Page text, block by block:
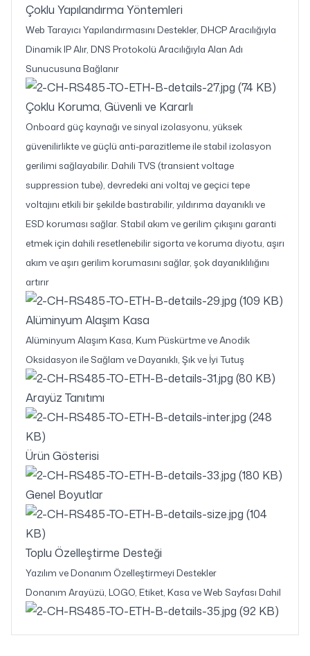
Çoklu Yapılandırma Yöntemleri
Web Tarayıcı Yapılandırmasını Destekler, DHCP Aracılığıyla
Dinamik IP Alır, DNS Protokolü Aracılığıyla Alan Adı
Sunucusuna Bağlanır
Çoklu Koruma, Güvenli ve Kararlı
Onboard güç kaynağı ve sinyal izolasyonu, yüksek
güvenilirlikte ve güçlü anti-parazitleme ile stabil izolasyon
gerilimi sağlayabilir. Dahili TVS (transient voltage
suppression tube), devredeki ani voltaj ve geçici tepe
voltajını etkili bir şekilde bastırabilir, yıldırıma dayanıklı ve
ESD koruması sağlar. Stabil akım ve gerilim çıkışını garanti
etmek için dahili resetlenebilir sigorta ve koruma diyotu, aşırı
akım ve aşırı gerilim korumasını sağlar, şok dayanıklılığını
artırır
Alüminyum Alaşım Kasa
Alüminyum Alaşım Kasa, Kum Püskürtme ve Anodik
Oksidasyon ile Sağlam ve Dayanıklı, Şık ve İyi Tutuş
Arayüz Tanıtımı
Ürün Gösterisi
Genel Boyutlar
Toplu Özelleştirme Desteği
Yazılım ve Donanım Özelleştirmeyi Destekler
Donanım Arayüzü, LOGO, Etiket, Kasa ve Web Sayfası Dahil